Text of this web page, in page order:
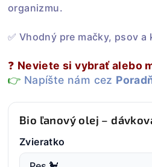
organizmu.
✅ Vhodný pre mačky, psov a
❓ Neviete si vybrať alebo
👉 Napíšte nám cez
Bio ľanový olej –
Zvieratko